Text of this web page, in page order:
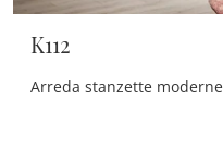
K112